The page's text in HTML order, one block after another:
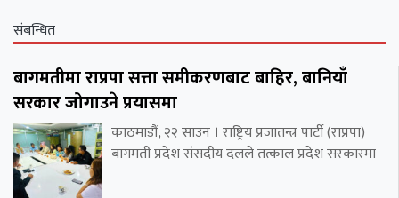
संबन्धित
बागमतीमा राप्रपा सत्ता समीकरणबाट बाहिर, बानियाँ
सरकार जोगाउने प्रयासमा
काठमाडौं, २२ साउन । राष्ट्रिय प्रजातन्त्र पार्टी (राप्रपा)
बागमती प्रदेश संसदीय दलले तत्काल प्रदेश सरकारमा